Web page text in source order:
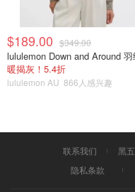
$189.00 $349.00
暖揭灰！5.4折
lululemon AU 866人感兴趣
联系我们 黑五
隐私条款